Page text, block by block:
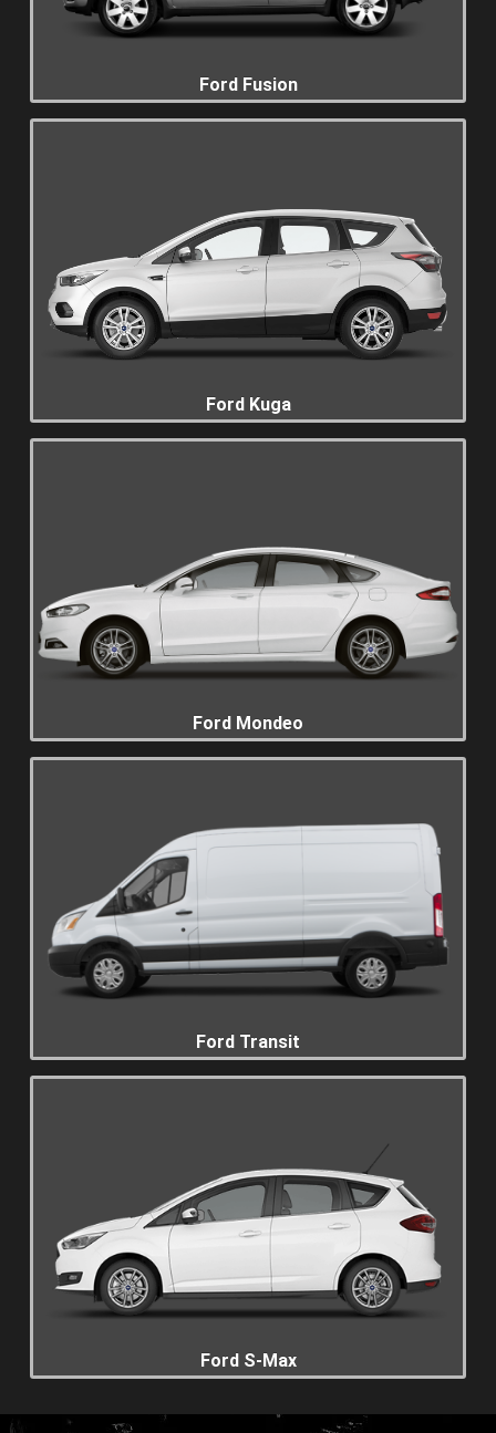
Ford Fusion
Ford Kuga
Ford Mondeo
Ford Transit
Ford S-Max